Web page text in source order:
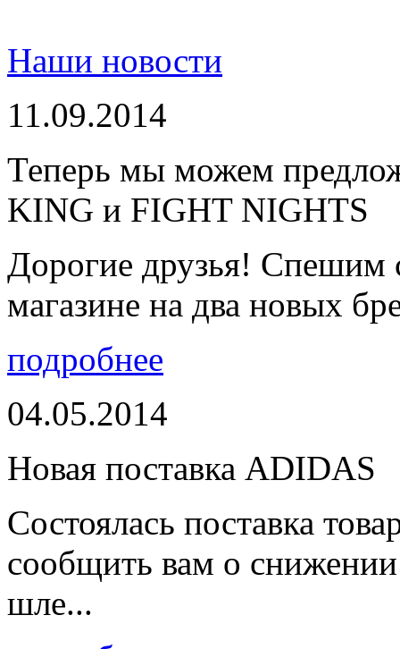
Наши новости
11.09.2014
Теперь мы можем
KING и FIGHT NIGHTS
Дорогие друзья! Спешим
магазине на два новых
подробнее
04.05.2014
Новая поставка ADIDAS
Состоялась поставка
сообщить вам о
шле...